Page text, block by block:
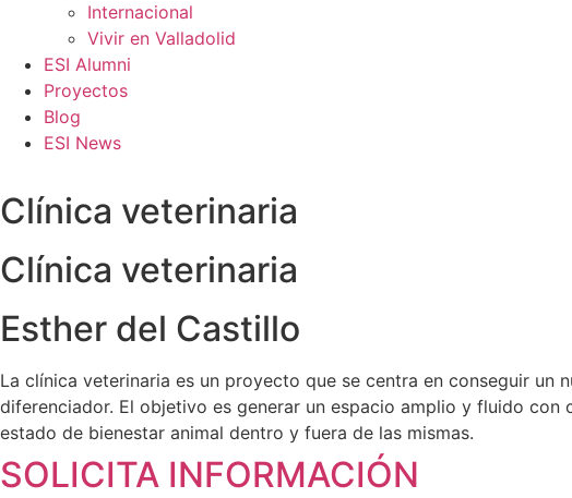
Internacional
Vivir en Valladolid
ESI Alumni
Proyectos
Blog
ESI News
Clínica veterinaria
Clínica veterinaria
Esther del Castillo
La clínica veterinaria es un proyecto que se centra en conseguir un
diferenciador. El objetivo es generar un espacio amplio y fluido
estado de bienestar animal dentro y fuera de las mismas.
SOLICITA INFORMACIÓN